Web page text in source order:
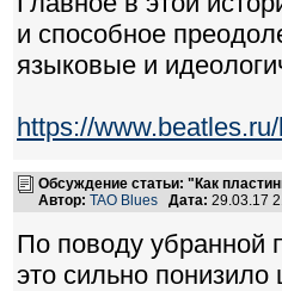
и способное
языковые и
https://
Обсуждение статьи: "Как
Автор: TAO Blues Дата: 29.03.17
По поводу убранной
это сильно